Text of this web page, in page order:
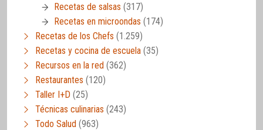
Recetas de salsas (317)
Recetas en microondas (174)
Recetas de los Chefs (1.259)
Recetas y cocina de escuela (35)
Recursos en la red (362)
Restaurantes (120)
Taller I+D (25)
Técnicas culinarias (243)
Todo Salud (963)